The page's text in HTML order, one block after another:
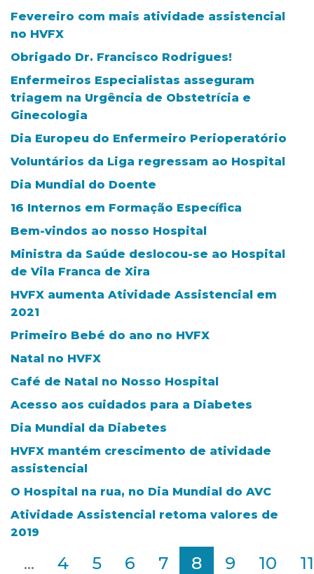
Fevereiro com mais atividade assistencial
no HVFX
Obrigado Dr. Francisco Rodrigues!
Enfermeiros Especialistas asseguram
triagem na Urgência de Obstetrícia e
Ginecologia
Dia Europeu do Enfermeiro Perioperatório
Voluntários da Liga regressam ao Hospital
Dia Mundial do Doente
16 Internos em Formação Específica
Bem-vindos ao nosso Hospital
Ministra da Saúde deslocou-se ao Hospital
de Vila Franca de Xira
HVFX aumenta Atividade Assistencial em
2021
Primeiro Bebé do ano no HVFX
Natal no HVFX
Café de Natal no Nosso Hospital
Acesso aos cuidados para a Diabetes
Dia Mundial da Diabetes
HVFX mantém crescimento de atividade
assistencial
O Hospital na rua, no Dia Mundial do AVC
Atividade Assistencial retoma valores de
2019
... 4 5 6 7 8 9 10 11